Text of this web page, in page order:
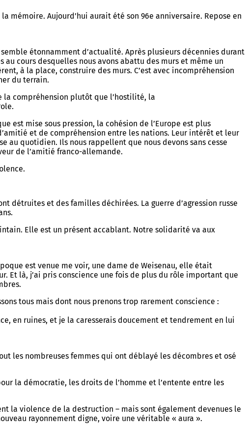
mémoire. Aujourd’hui aurait été son 96e anniversaire. Repose en
étonnamment d’actualité. Après plusieurs décennies durant
cours desquelles nous avons abattu des murs et même un
à la place, construire des murs. C’est avec incompréhension
du terrain.
la compréhension plutôt que l’hostilité, la
est mise sous pression, la cohésion de l’Europe est plus
et de compréhension entre les nations. Leur intérêt et leur
au quotidien. Ils nous rappellent que nous devons sans cesse
de l’amitié franco-allemande.
détruites et des familles déchirées. La guerre d’agression russe
Elle est un présent accablant. Notre solidarité va aux
est venue me voir, une dame de Weisenau, elle était
Et là, j’ai pris conscience une fois de plus du rôle important que
tous mais dont nous prenons trop rarement conscience :
en ruines, et je la caresserais doucement et tendrement en lui
les nombreuses femmes qui ont déblayé les décombres et osé
la démocratie, les droits de l’homme et l’entente entre les
la violence de la destruction – mais sont également devenues le
rayonnement digne, voire une véritable « aura ».